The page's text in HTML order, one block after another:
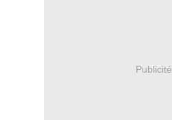
Publicité